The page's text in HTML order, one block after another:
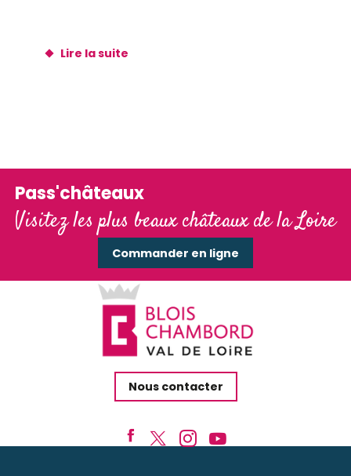
Lire la suite
Pass'châteaux
Visitez les plus beaux châteaux de la Loire
Commander en ligne
Nous contacter